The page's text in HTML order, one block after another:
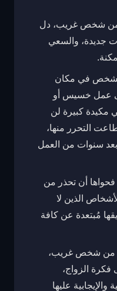
من شخص غريب، دل
جديدة، والسعي
في مكان
عمل خسيس أو
مكيدة كبيرة لن
التحرر منها،
بعد سنوات من العمل
فحواها أن تحذر من
الذين لا
مُبتعدة عن كافة
من شخص غريب،
الزواج،
والإيجابية عليها